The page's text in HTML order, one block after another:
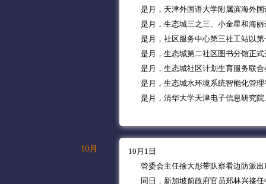
是月，天津外国语大学附属滨海外国
是月，生态城三之三、小金星和海丽
是月，社区服务中心第三社工站以第
是月，生态城第二社区图书分馆正式
是月，生态城社区计划生育服务联合
是月，生态城水环境系统智能化管理
是月，清华大学天津电子信息研究院
10月
10月1日
管委会主任徐大彤带队察看边防派出
同日，新加坡前政府官员郑林兴接任